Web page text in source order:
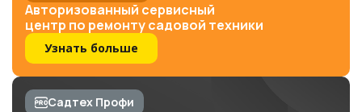
Авторизованный сервисный
центр по ремонту садовой техники
Узнать больше
Садтех Профи